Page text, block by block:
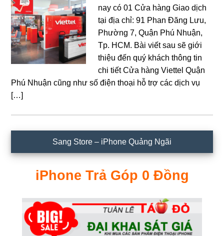
nay có 01 Cửa hàng Giao dịch
tại địa chỉ: 91 Phan Đăng Lưu,
Phường 7, Quận Phú Nhuận,
Tp. HCM. Bài viết sau sẽ giới
thiệu đến quý khách thông tin
chi tiết Cửa hàng Viettel Quận
Phú Nhuận cũng như số điện thoại hỗ trợ các dịch vụ
[…]
chính
Sang Store – iPhone Quảng Ngãi
iPhone Trả Góp 0 Đồng